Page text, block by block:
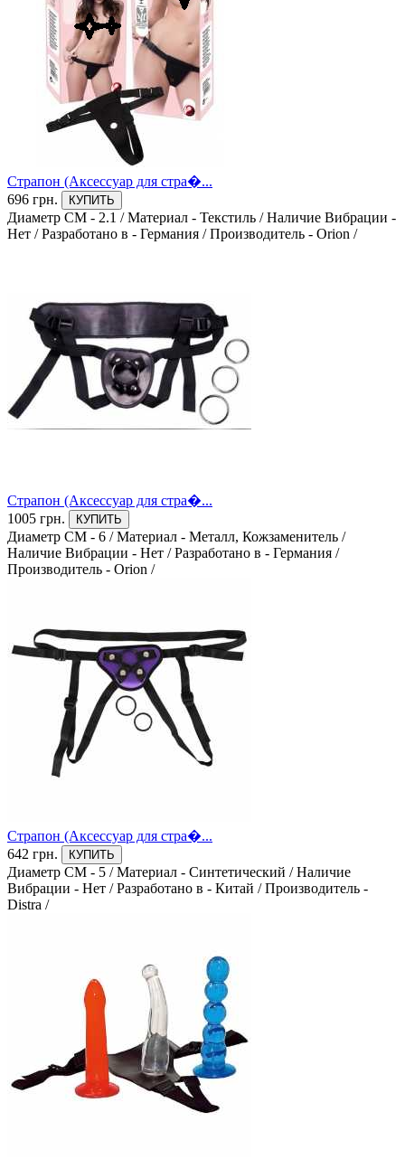
Фиолетовый
0
Текстура
Бархатистая, Реалистик
Волнистая
Гладкая
0
Реалистик
0
Материал
Гелевый
0
0
Кожа
0
Латекс
0
0
Нейлон, Кожа
Пластик
Поливинилхлорид
0
Поливинилхлорид (PVC), Пластик
0
Силикон, Кожа, Пластик
Силикон, Металл, Пластик
0
Страпон (Аксессуар для стра�...
696 грн.
КУПИТЬ
Диаметр СМ - 2.1 /Материал - Текстиль /Наличие Вибрации -
Нет /Разработано в - Германия /Производитель - Orion /
Страпон (Аксессуар для стра�...
1005 грн.
КУПИТЬ
Диаметр СМ - 6 /Материал - Металл, Кожзаменитель /
Наличие Вибрации - Нет /Разработано в - Германия /
Производитель - Orion /
Страпон (Аксессуар для стра�...
642 грн.
КУПИТЬ
Диаметр СМ - 5 /Материал - Синтетический /Наличие
Вибрации - Нет /Разработано в - Китай /Производитель -
Distra /